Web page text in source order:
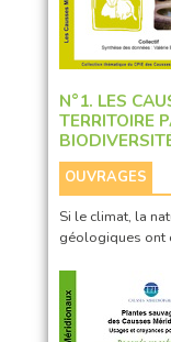
N°1. LES
TERRITOIRE
OUVRAGES
Si le climat, la
géologiques ont